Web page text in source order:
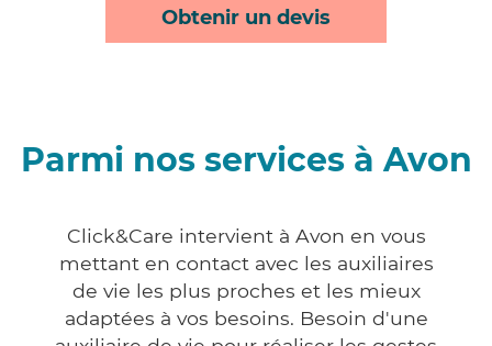
Obtenir un devis
Parmi nos services à Avon
Click&Care intervient à Avon en vous
mettant en contact avec les auxiliaires
de vie les plus proches et les mieux
adaptées à vos besoins. Besoin d'une